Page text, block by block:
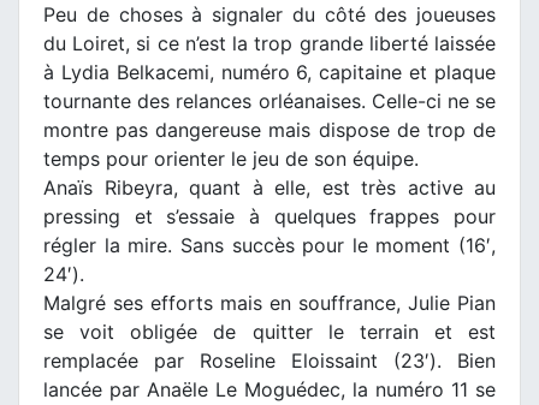
Peu de choses à signaler du côté des joueuses
du Loiret, si ce n’est la trop grande liberté laissée
à Lydia Belkacemi, numéro 6, capitaine et plaque
tournante des relances orléanaises. Celle-ci ne se
montre pas dangereuse mais dispose de trop de
temps pour orienter le jeu de son équipe.
Anaïs Ribeyra, quant à elle, est très active au
pressing et s’essaie à quelques frappes pour
régler la mire. Sans succès pour le moment (16′,
24′).
Malgré ses efforts mais en souffrance, Julie Pian
se voit obligée de quitter le terrain et est
remplacée par Roseline Eloissaint (23′). Bien
lancée par Anaële Le Moguédec, la numéro 11 se